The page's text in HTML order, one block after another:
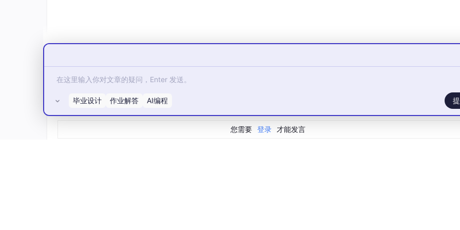
所有评论(0)
您需要 登录 才能发言
毕业设计 作业解答 AI编程